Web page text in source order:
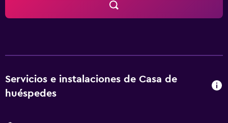
Servicios e instalaciones de Casa de
huéspedes